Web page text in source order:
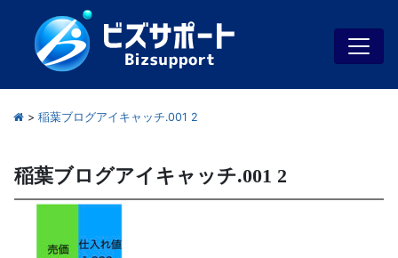
> 稲葉ブログアイキャッチ.001 2
稲葉ブログアイキャッチ.001 2